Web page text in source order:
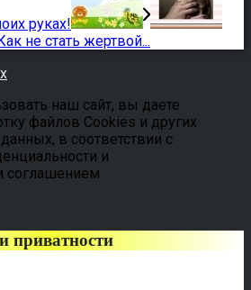
руках!
не стать жертвой...
наш сайт, вы даете
файлов Cookies и других
в соответствии с
и
соглашением
приватности